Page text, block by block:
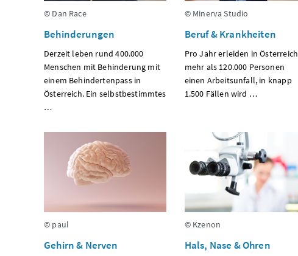
© Dan Race
Behinderungen
Derzeit leben rund 400.000
Menschen mit Behinderung mit
einem Behindertenpass in
Österreich. Ein selbstbestimmtes
…
© Minerva Studio
Beruf & Krankheiten
Pro Jahr erleiden in Österreich
mehr als 120.000 Personen
einen Arbeitsunfall, in knapp
1.500 Fällen wird …
© paul
Gehirn & Nerven
© Kzenon
Hals, Nase & Ohren